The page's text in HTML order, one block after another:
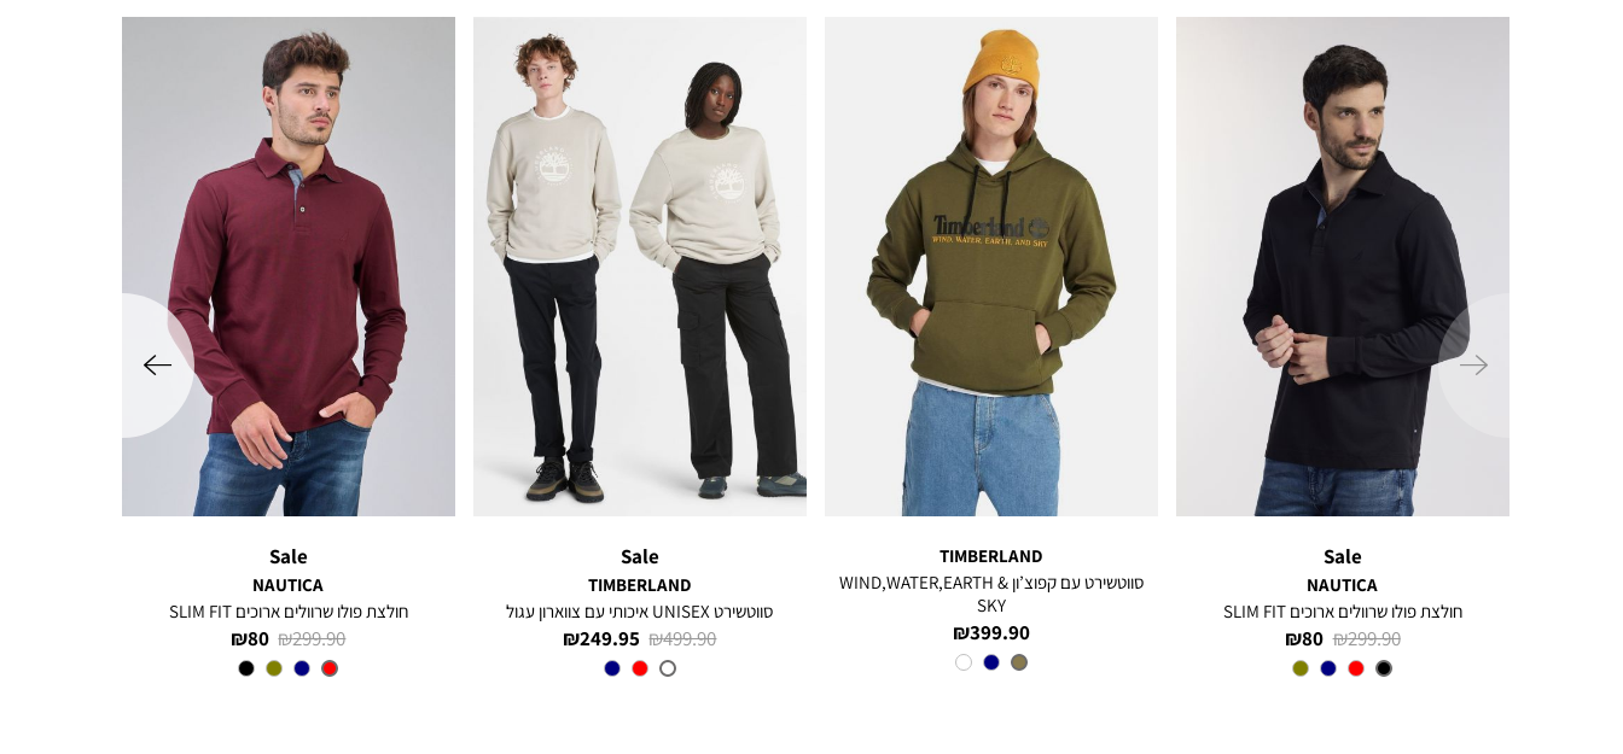
ימינה
Sale
NAUTICA
חולצת פולו שרוולים ארוכים SLIM FIT
מחיר
מוצר
80 ₪
מחיר
רגיל
299.90 ₪
צבע
BLACK
TIMBERLAND
סווטשירט עם קפוצ’ון WIND,WATER,EARTH &
SKY
מחיר
מוצר
399.90 ₪
צבע
OLIVE
Sale
TIMBERLAND
סווטשירט UNISEX איכותי עם צווארון עגול
מחיר
מוצר
249.95 ₪
מחיר
499.90 ₪
צבע
CY2
Sale
NAUTICA
חולצת פולו שרוולים ארוכים SLIM FIT
מחיר
מוצר
80 ₪
מחיר
רגיל
299.90 ₪
צבע
Red
שמאלה